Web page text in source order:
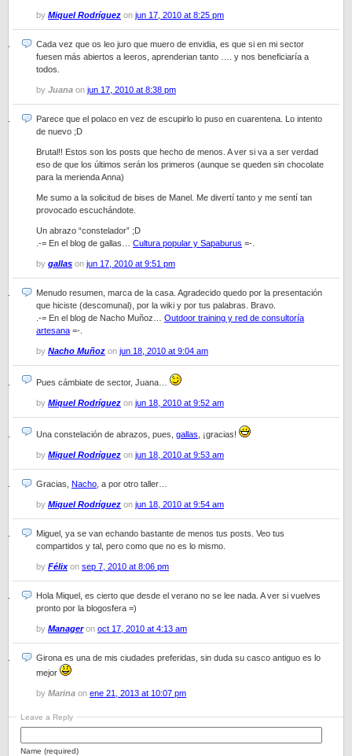
by Miquel Rodríguez on jun 17, 2010 at 8:25 pm
Cada vez que os leo juro que muero de envidia, es que si en mi sector
fuesen más abiertos a leeros, aprenderian tanto …. y nos beneficiaría a
todos.
by Juana on jun 17, 2010 at 8:38 pm
Parece que el polaco en vez de escupirlo lo puso en cuarentena. Lo intento
de nuevo ;D
Brutal!! Estos son los posts que hecho de menos. A ver si va a ser verdad
eso de que los últimos serán los primeros (aunque se queden sin chocolate
para la merienda Anna)
Me sumo a la solicitud de bises de Manel. Me divertí tanto y me sentí tan
provocado escuchándote.
Un abrazo “constelador” ;D
.-= En el blog de gallas… Cultura popular y Sapaburus =-.
by gallas on jun 17, 2010 at 9:51 pm
Menudo resumen, marca de la casa. Agradecido quedo por la presentación
que hiciste (descomunal), por la wiki y por tus palabras. Bravo.
.-= En el blog de Nacho Muñoz… Outdoor training y red de consultoría
artesana =-.
by Nacho Muñoz on jun 18, 2010 at 9:04 am
Pues cámbiate de sector, Juana…
by Miquel Rodríguez on jun 18, 2010 at 9:52 am
Una constelación de abrazos, pues, gallas , ¡gracias!
by Miquel Rodríguez on jun 18, 2010 at 9:53 am
Gracias, Nacho , a por otro taller…
by Miquel Rodríguez on jun 18, 2010 at 9:54 am
Miguel, ya se van echando bastante de menos tus posts. Veo tus
compartidos y tal, pero como que no es lo mismo.
by Félixon sep 7, 2010 at 8:06 pm
Hola Miquel, es cierto que desde el verano no se lee nada. A ver si vuelves
pronto por la blogosfera =)
by Manageron oct 17, 2010 at 4:13 am
Girona es una de mis ciudades preferidas, sin duda su casco antiguo es lo
mejor
by Marina on ene 21, 2013 at 10:07 pm
Leave a Reply
Name (required)